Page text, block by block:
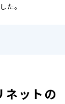
た。
ネットの